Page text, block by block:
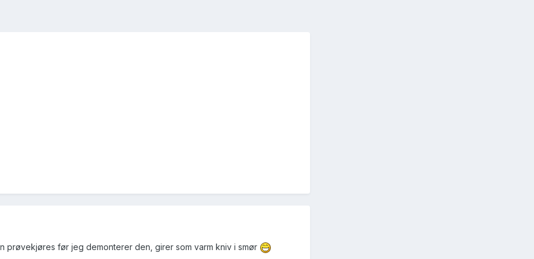
prøvekjøres før jeg demonterer den, girer som varm kniv i smør